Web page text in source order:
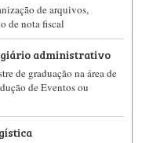
de arquivos,
de nota fiscal
administrativo
de graduação na área de
de Eventos ou